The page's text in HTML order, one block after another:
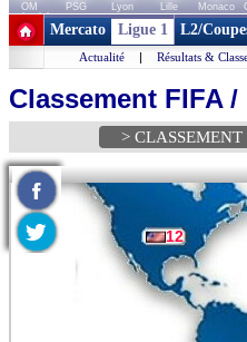
OM PSG Lyon Lille Monaco
+ de clubs
Mercato Ligue 1 L2/
Actualité | Résultats &
Classement FIFA
>
12